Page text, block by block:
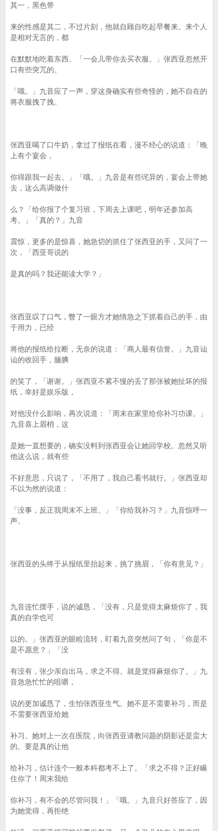
其一，黑色带
来的性感是其二，不过片刻，他就自顾自吃起早餐来。来个人
是相对无言的，都
在默默地吃着东西。「一会儿带你去买衣服。」张西亚忽然开
口有些突兀的。
「哦。」九音应了一声，穿这身确实有些奇怪的，她不自在的
将衣服拽了拽。
张西亚喝了口牛奶，拿过了报纸在看，漫不经心的说道：「晚
上有个宴会，
你得跟我一起去。」「哦。」九音是有些诧异的，宴会上带她
去，这么高调做什
么？「给你报了个复习班，下周去上课吧，明年还参加高
考。」「真的？」九音
震惊，更多的是惊喜，她急切的抓住了张西亚的手，又问了一
次，「西亚哥说的
是真的吗？我还能读大学？」
张西亚叹了口气，瞥了一眼方才她情急之下抓着自己的手，由
于用力，已经
将他的报纸给拉断，无奈的说道：「商人最有信誉。」九音讪
讪的收回手，腼腆
的笑了，「谢谢。」张西亚不紧不慢的丢了那张被她扯坏的报
纸，幸好是娱乐版，
对他没什么影响，再次说道：「周末在家里给你补习功课。」
九音喜上眉梢，这
是她一直想要的，确实没料到张西亚会让她回学校。忽然又听
他这么说，就有些
不好意思，只说了，「不用了，我自己看书就行。」张西亚却
不以为然的说道：
「没事，反正我周末不上班。」「你给我补习？」九音惊呼一
声。
张西亚的头终于从报纸里抬起来，挑了挑眉，「你有意见？」
九音连忙摆手，说的诚恳，「没有，只是觉得太麻烦你了，我
真的自学也可
以的。」张西亚的眼睑流转，盯着九音突然问了句，「你是不
是不愿意？」「没
有没有，张少亲自出马，求之不得。就是觉得麻烦你了。」九
音急急忙忙的咀嚼，
说的更加诚恳了，生怕张西亚生气。她不是不需要补习，而是
不需要张西亚给她
补习。她对上一次在医院，向张西亚请教问题的阴影还是蛮大
的。要是真的让他
给补习，估计连个一般本科都考不上了。「求之不得？正好瞒
住你了！周末我给
你补习，有不会的尽管问我！」「哦。」九音只好答应了，因
为她觉得，再拒绝